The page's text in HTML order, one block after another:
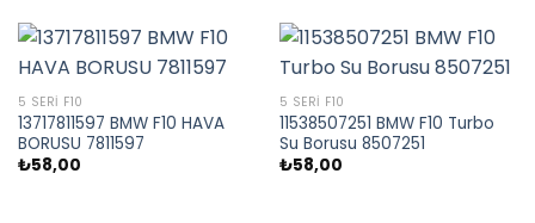
5 SERI F10
13717811597 BMW F10 HAVA
BORUSU 7811597
₺58,00
5 SERI F10
11538507251 BMW F10 Turbo
Su Borusu 8507251
₺58,00